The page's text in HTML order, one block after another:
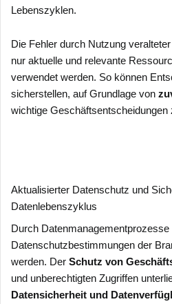
Lebenszyklen.
Die Fehler durch Nutzung
nur aktuelle und relevante
verwendet werden. So können
sicherstellen, auf Grundlage von
wichtige Geschäftsentscheidungen
Aktualisierter Datenschutz und
Datenlebenszyklus
Durch Datenmanagementprozesse
Datenschutzbestimmungen der
werden. Der Schutz von
und unberechtigten Zugriffen
Datensicherheit und